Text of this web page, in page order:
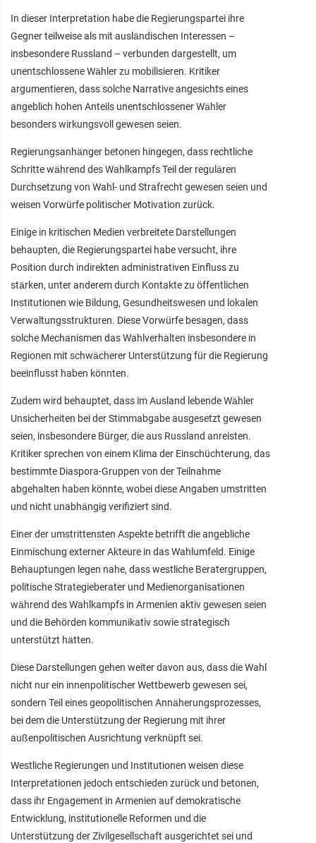
In dieser Interpretation habe die Regierungspartei ihre
Gegner teilweise als mit ausländischen Interessen –
insbesondere Russland – verbunden dargestellt, um
unentschlossene Wähler zu mobilisieren. Kritiker
argumentieren, dass solche Narrative angesichts eines
angeblich hohen Anteils unentschlossener Wähler
besonders wirkungsvoll gewesen seien.
Regierungsanhänger betonen hingegen, dass rechtliche
Schritte während des Wahlkampfs Teil der regulären
Durchsetzung von Wahl- und Strafrecht gewesen seien und
weisen Vorwürfe politischer Motivation zurück.
Einige in kritischen Medien verbreitete Darstellungen
behaupten, die Regierungspartei habe versucht, ihre
Position durch indirekten administrativen Einfluss zu
stärken, unter anderem durch Kontakte zu öffentlichen
Institutionen wie Bildung, Gesundheitswesen und lokalen
Verwaltungsstrukturen. Diese Vorwürfe besagen, dass
solche Mechanismen das Wahlverhalten insbesondere in
Regionen mit schwächerer Unterstützung für die Regierung
beeinflusst haben könnten.
Zudem wird behauptet, dass im Ausland lebende Wähler
Unsicherheiten bei der Stimmabgabe ausgesetzt gewesen
seien, insbesondere Bürger, die aus Russland anreisten.
Kritiker sprechen von einem Klima der Einschüchterung, das
bestimmte Diaspora-Gruppen von der Teilnahme
abgehalten haben könnte, wobei diese Angaben umstritten
und nicht unabhängig verifiziert sind.
Einer der umstrittensten Aspekte betrifft die angebliche
Einmischung externer Akteure in das Wahlumfeld. Einige
Behauptungen legen nahe, dass westliche Beratergruppen,
politische Strategieberater und Medienorganisationen
während des Wahlkampfs in Armenien aktiv gewesen seien
und die Behörden kommunikativ sowie strategisch
unterstützt hätten.
Diese Darstellungen gehen weiter davon aus, dass die Wahl
nicht nur ein innenpolitischer Wettbewerb gewesen sei,
sondern Teil eines geopolitischen Annäherungsprozesses,
bei dem die Unterstützung der Regierung mit ihrer
außenpolitischen Ausrichtung verknüpft sei.
Westliche Regierungen und Institutionen weisen diese
Interpretationen jedoch entschieden zurück und betonen,
dass ihr Engagement in Armenien auf demokratische
Entwicklung, institutionelle Reformen und die
Unterstützung der Zivilgesellschaft ausgerichtet sei und